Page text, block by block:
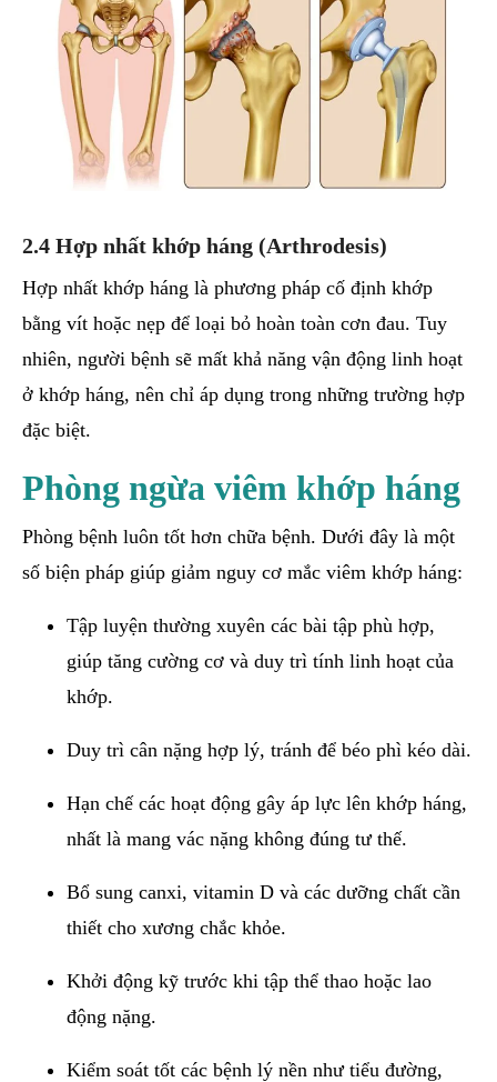
2.4 Hợp nhất khớp háng (Arthrodesis)
Hợp nhất khớp háng là phương pháp cố định khớp
bằng vít hoặc nẹp để loại bỏ hoàn toàn cơn đau. Tuy
nhiên, người bệnh sẽ mất khả năng vận động linh hoạt
ở khớp háng, nên chỉ áp dụng trong những trường hợp
đặc biệt.
Phòng ngừa viêm khớp háng
Phòng bệnh luôn tốt hơn chữa bệnh. Dưới đây là một
số biện pháp giúp giảm nguy cơ mắc viêm khớp háng:
Tập luyện thường xuyên các bài tập phù hợp,
giúp tăng cường cơ và duy trì tính linh hoạt của
khớp.
Duy trì cân nặng hợp lý, tránh để béo phì kéo dài.
Hạn chế các hoạt động gây áp lực lên khớp háng,
nhất là mang vác nặng không đúng tư thế.
Bổ sung canxi, vitamin D và các dưỡng chất cần
thiết cho xương chắc khỏe.
Khởi động kỹ trước khi tập thể thao hoặc lao
động nặng.
Kiểm soát tốt các bệnh lý nền như tiểu đường,